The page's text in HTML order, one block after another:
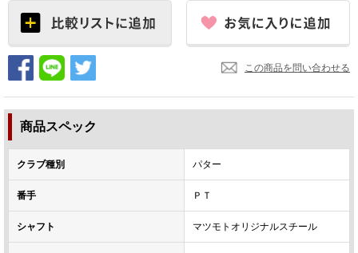
この商品を問い合わせる
商品スペック
クラブ種別 パター
番手 ＰＴ
シャフト マツモトオリジナルスチール